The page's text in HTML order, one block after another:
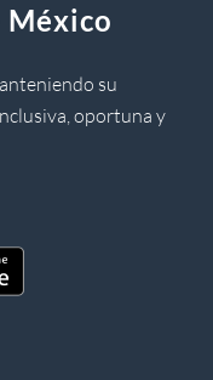
México
su
oportuna y